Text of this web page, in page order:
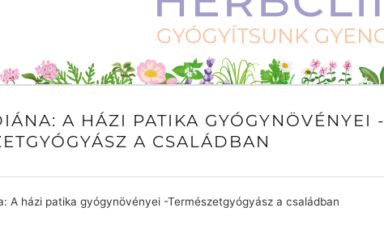
A HÁZI PATIKA GYÓGYNÖVÉNYEI -
A CSALÁDBAN
A házi patika gyógynövényei -Természetgyógyász a családban